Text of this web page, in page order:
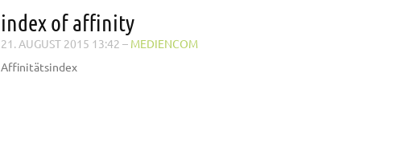
index of affinity
21. AUGUST 2015 13:42 – MEDIENCOM
Affinitätsindex